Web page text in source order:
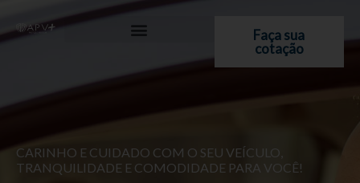
para
Faça sua
cotação
CARINHO E CUIDADO COM O SEU VEÍCULO,
TRANQUILIDADE E COMODIDADE PARA VOCÊ!